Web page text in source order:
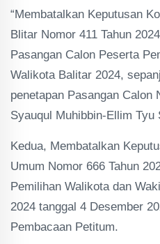
“Membatalkan Keputusan
Blitar Nomor 411 Tahun
Pasangan Calon Peserta
Walikota Balitar 2024,
penetapan Pasangan Calon
Syauqul Muhibbin-Ellim Tyu
Kedua, Membatalkan
Umum Nomor 666 Tahun
Pemilihan Walikota dan
2024 tanggal 4 Desember
Pembacaan Petitum.